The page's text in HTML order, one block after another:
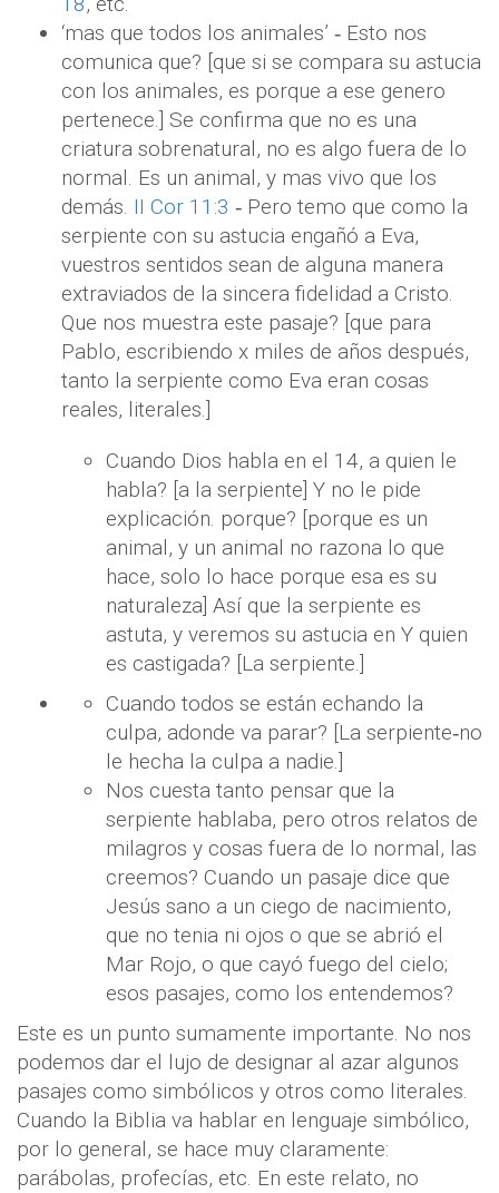
‘mas que todos los animales’ ‐ Esto nos
comunica que? [que si se compara su astucia
con los animales, es porque a ese genero
pertenece.] Se confirma que no es una
criatura sobrenatural, no es algo fuera de lo
normal. Es un animal, y mas vivo que los
demás. II Cor 11:3 ‐ Pero temo que como la
serpiente con su astucia engañó a Eva,
vuestros sentidos sean de alguna manera
extraviados de la sincera fidelidad a Cristo.
Que nos muestra este pasaje? [que para
Pablo, escribiendo x miles de años después,
tanto la serpiente como Eva eran cosas
reales, literales.]
Cuando Dios habla en el 14, a quien le
habla? [a la serpiente] Y no le pide
explicación. porque? [porque es un
animal, y un animal no razona lo que
hace, solo lo hace porque esa es su
naturaleza] Así que la serpiente es
astuta, y veremos su astucia en Y quien
es castigada? [La serpiente.]
Cuando todos se están echando la
culpa, adonde va parar? [La serpiente‐no
le hecha la culpa a nadie.]
Nos cuesta tanto pensar que la
serpiente hablaba, pero otros relatos de
milagros y cosas fuera de lo normal, las
creemos? Cuando un pasaje dice que
Jesús sano a un ciego de nacimiento,
que no tenia ni ojos o que se abrió el
Mar Rojo, o que cayó fuego del cielo;
esos pasajes, como los entendemos?
Este es un punto sumamente importante. No nos
podemos dar el lujo de designar al azar algunos
pasajes como simbólicos y otros como literales.
Cuando la Biblia va hablar en lenguaje simbólico,
por lo general, se hace muy claramente:
parábolas, profecías, etc. En este relato, no